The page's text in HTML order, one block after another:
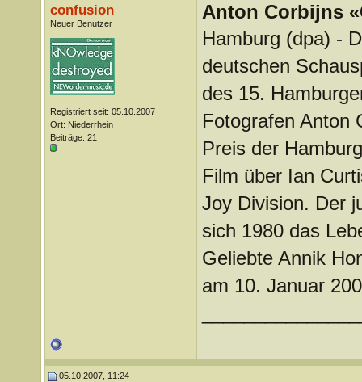
confusion
Neuer Benutzer
Registriert seit: 05.10.2007
Ort: Niederrhein
Beiträge: 21
Anton Corbijns
Hamburg (dpa) -
deutschen
des 15.
Fotografen Anton
Preis der
Film über Ian
Joy Division. Der
sich 1980 das
Geliebte Annik
am 10. Januar
05.10.2007, 11:24